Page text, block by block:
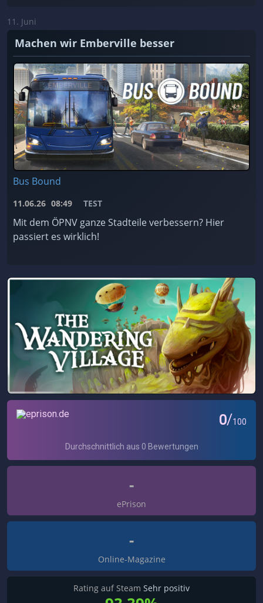
11. Juni
Machen wir Emberville besser
Bus Bound
11.06.26 08:49 TEST
Mit dem ÖPNV ganze Stadteile verbessern? Hier
passiert es wirklich!
-
ePrison
-
Online-Magazine
Rating auf Steam Sehr positiv